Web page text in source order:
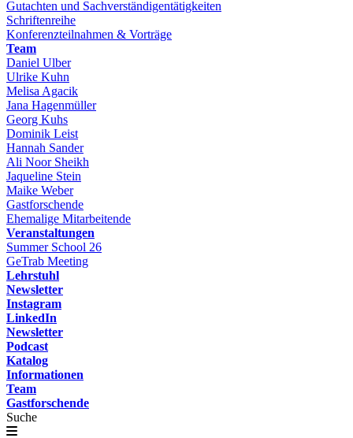
Gutachten und Sachverständigentätigkeiten
Schriftenreihe
Konferenzteilnahmen & Vorträge
Team
Daniel Ulber
Ulrike Kuhn
Melisa Agacik
Jana Hagenmüller
Georg Kuhs
Dominik Leist
Hannah Sander
Ali Noor Sheikh
Jaqueline Stein
Maike Weber
Gastforschende
Ehemalige Mitarbeitende
Veranstaltungen
Summer School 26
GeTrab Meeting
Lehrstuhl
Newsletter
Instagram
LinkedIn
Newsletter
Podcast
Katalog
Informationen
Team
Gastforschende
Suche